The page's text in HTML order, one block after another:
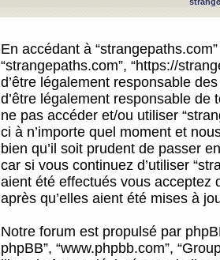
En accédant à
“strangepaths.com”, “https://
d’être légalement responsable
d’être légalement responsable
ne pas accéder et/ou utiliser
ci à n’importe quel moment et
bien qu’il soit prudent de passer
car si vous continuez d’utiliser
aient été effectués vous acceptez
après qu’elles aient été mises à
Notre forum est propulsé par
phpBB”, “www.phpbb.com”,